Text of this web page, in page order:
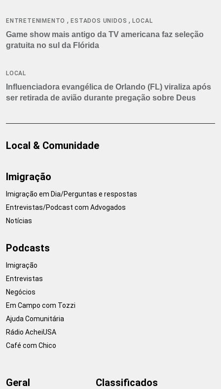
ENTRETENIMENTO ,ESTADOS UNIDOS ,LOCAL
Game show mais antigo da TV americana faz seleção
gratuita no sul da Flórida
LOCAL
Influenciadora evangélica de Orlando (FL) viraliza após
ser retirada de avião durante pregação sobre Deus
Local & Comunidade
Imigração
Imigração em Dia/Perguntas e respostas
Entrevistas/Podcast com Advogados
Notícias
Podcasts
Imigração
Entrevistas
Negócios
Em Campo com Tozzi
Ajuda Comunitária
Rádio AcheiUSA
Café com Chico
Geral Classificados